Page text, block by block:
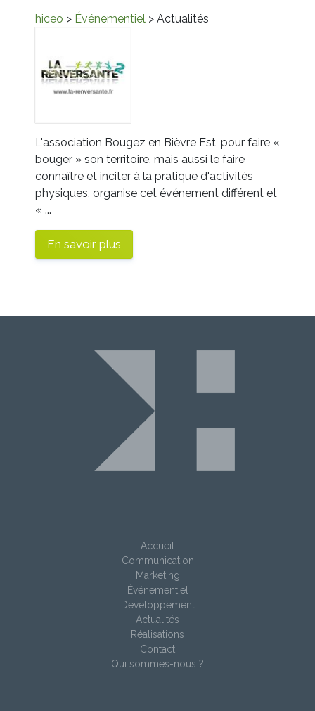
hiceo > Événementiel > Actualités
L'association Bougez en Bièvre Est, pour faire «
bouger » son territoire, mais aussi le faire
connaître et inciter à la pratique d'activités
physiques, organise cet événement différent et
« ...
En savoir plus
Accueil
Communication
Marketing
Événementiel
Développement
Actualités
Réalisations
Contact
Qui sommes-nous ?